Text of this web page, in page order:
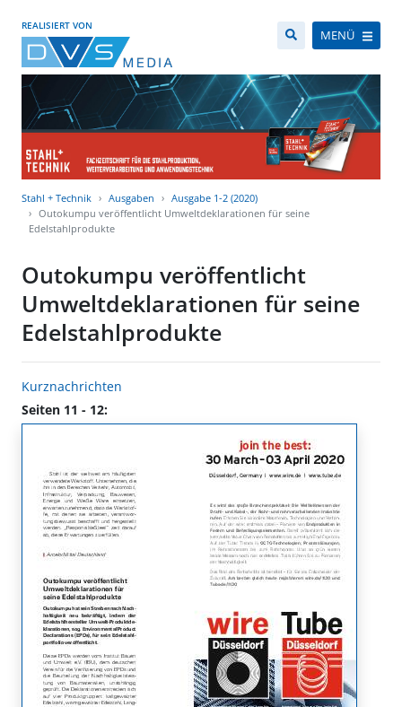
REALISIERT VON
MENÜ
Stahl + Technik Ausgaben
Ausgabe 1-2 (2020)
Outokumpu veröffentlicht Umweltdeklarationen für seine
Edelstahlprodukte
Outokumpu veröffentlicht
Umweltdeklarationen für seine
Edelstahlprodukte
Kurznachrichten
Seiten 11 - 12: